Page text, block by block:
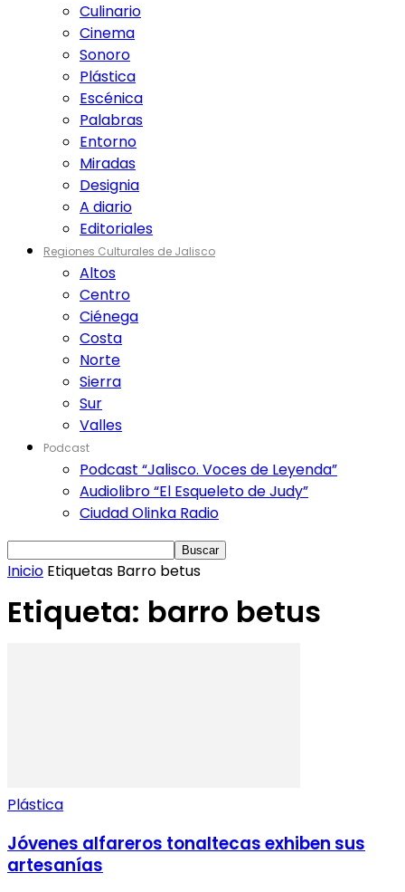
Culinario
Cinema
Sonoro
Plástica
Escénica
Palabras
Entorno
Miradas
Designia
A diario
Editoriales
Regiones Culturales de Jalisco
Altos
Centro
Ciénega
Costa
Norte
Sierra
Sur
Valles
Podcast
Podcast “Jalisco. Voces de Leyenda”
Audiolibro “El Esqueleto de Judy”
Ciudad Olinka Radio
Inicio Etiquetas Barro betus
Etiqueta: barro betus
Plástica
Jóvenes alfareros tonaltecas exhiben sus
artesanías